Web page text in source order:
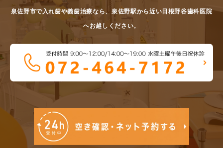
泉佐野市で入れ歯や義歯治療なら、泉佐野駅から近い日根野谷歯科医院
へお越しください。